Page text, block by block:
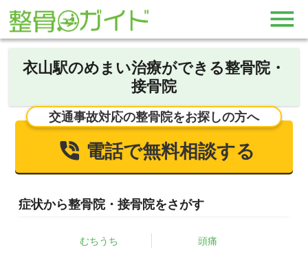
衣山駅のめまい治療ができる整骨院・
接骨院
交通事故対応の整骨院をお探しの方へ
電話で無料相談する
症状から整骨院・接骨院をさがす
むちうち 頭痛